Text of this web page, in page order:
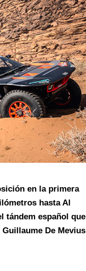
en la primera
hasta Al
tándem español que
De Mevius